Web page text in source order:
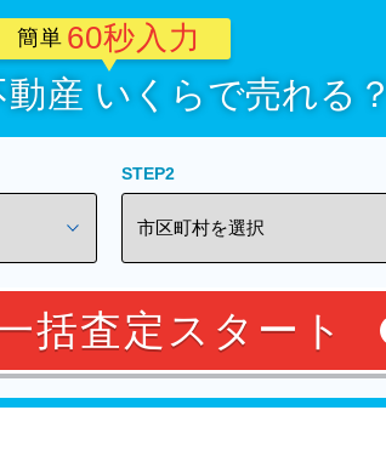
簡単 60秒入力
動産 いくらで売れる？
STEP2
括査定スタート